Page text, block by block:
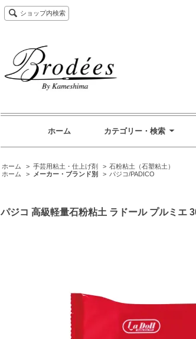
ショップ内検索
ホーム カテゴリー・検索
ホーム > 手芸用粘土・仕上げ剤 > 石粉粘土（石塑粘土）
ホーム
> メーカー・ブランド別 > パジコ/PADICO
パジコ 高級軽量石粉粘土 ラドール プルミエ